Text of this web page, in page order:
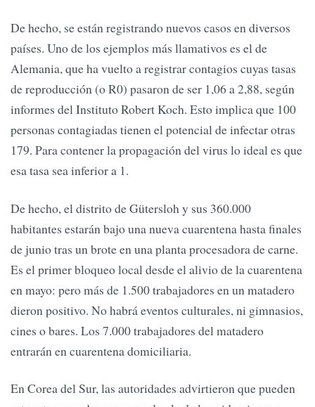
De hecho, se están registrando nuevos casos en diversos
países. Uno de los ejemplos más llamativos es el de
Alemania, que ha vuelto a registrar contagios cuyas tasas
de reproducción (o R0) pasaron de ser 1,06 a 2,88, según
informes del Instituto Robert Koch. Esto implica que 100
personas contagiadas tienen el potencial de infectar otras
179. Para contener la propagación del virus lo ideal es que
esa tasa sea inferior a 1.
De hecho, el distrito de Gütersloh y sus 360.000
habitantes estarán bajo una nueva cuarentena hasta finales
de junio tras un brote en una planta procesadora de carne.
Es el primer bloqueo local desde el alivio de la cuarentena
en mayo: pero más de 1.500 trabajadores en un matadero
dieron positivo. No habrá eventos culturales, ni gimnasios,
cines o bares. Los 7.000 trabajadores del matadero
entrarán en cuarentena domiciliaria.
En Corea del Sur, las autoridades advirtieron que pueden